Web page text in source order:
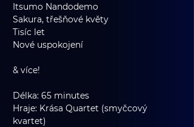
Itsumo Nandodemo
Sakura, třešňové květy
Tisíc let
Nové uspokojení
& více!
Délka: 65 minutes
Hraje: Krása Quartet (smyčcový
kvartet)